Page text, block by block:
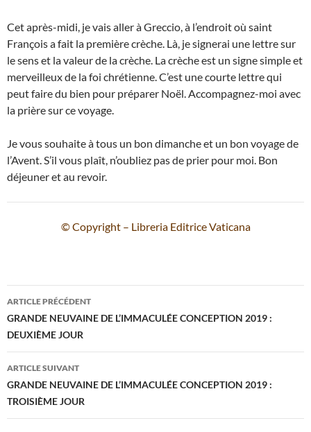
Cet après-midi, je vais aller à Greccio, à l’endroit où saint
François a fait la première crèche. Là, je signerai une lettre sur
le sens et la valeur de la crèche. La crèche est un signe simple et
merveilleux de la foi chrétienne. C’est une courte lettre qui
peut faire du bien pour préparer Noël. Accompagnez-moi avec
la prière sur ce voyage.
Je vous souhaite à tous un bon dimanche et un bon voyage de
l’Avent. S’il vous plaît, n’oubliez pas de prier pour moi. Bon
déjeuner et au revoir.
© Copyright – Libreria Editrice Vaticana
Navigation
des
articles
ARTICLE PRÉCÉDENT
GRANDE NEUVAINE DE L’IMMACULÉE CONCEPTION 2019 :
DEUXIÈME JOUR
ARTICLE SUIVANT
GRANDE NEUVAINE DE L’IMMACULÉE CONCEPTION 2019 :
TROISIÈME JOUR